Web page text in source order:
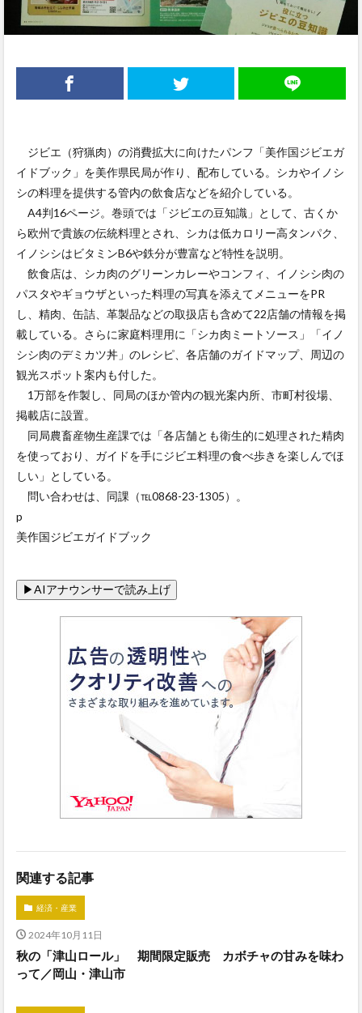
ジビエ（狩猟肉）の消費拡大に向けたパンフ「美作国ジビエガ
イドブック」を美作県民局が作り、配布している。シカやイノシ
シの料理を提供する管内の飲食店などを紹介している。
A4判16ページ。巻頭では「ジビエの豆知識」として、古くか
ら欧州で貴族の伝統料理とされ、シカは低カロリー高タンパク、
イノシシはビタミンB6や鉄分が豊富など特性を説明。
飲食店は、シカ肉のグリーンカレーやコンフィ、イノシシ肉の
パスタやギョウザといった料理の写真を添えてメニューをPR
し、精肉、缶詰、革製品などの取扱店も含めて22店舗の情報を掲
載している。さらに家庭料理用に「シカ肉ミートソース」「イノ
シシ肉のデミカツ丼」のレシピ、各店舗のガイドマップ、周辺の
観光スポット案内も付した。
1万部を作製し、同局のほか管内の観光案内所、市町村役場、
掲載店に設置。
同局農畜産物生産課では「各店舗とも衛生的に処理された精肉
を使っており、ガイドを手にジビエ料理の食べ歩きを楽しんでほ
しい」としている。
問い合わせは、同課（℡0868-23-1305）。
p
美作国ジビエガイドブック
関連する記事
経済・産業
2024年10月11日
秋の「津山ロール」 期間限定販売 カボチャの甘みを味わ
って／岡山・津山市